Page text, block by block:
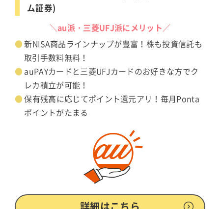
ム証券)
＼au派・三菱UFJ派にメリット／
新NISA商品ラインナップが豊富！株も投資信託も
取引手数料無料！
auPAYカードと三菱UFJカードのお好きな方でク
レカ積立が可能！
保有残高に応じてポイント還元アリ！毎月Ponta
ポイントがたまる